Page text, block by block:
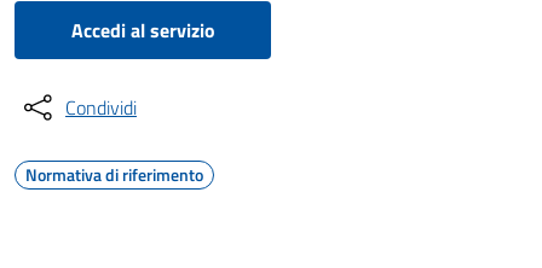
Accedi al servizio
Condividi
Normativa di riferimento